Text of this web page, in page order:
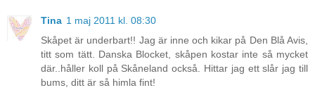
Tina 1 maj 2011 kl. 08:30
Skåpet är underbart!! Jag är inne och kikar på Den Blå Avis,
titt som tätt. Danska Blocket, skåpen kostar inte så mycket
där..håller koll på Skåneland också. Hittar jag ett slår jag till
bums, ditt är så himla fint!